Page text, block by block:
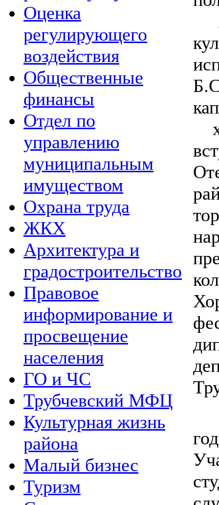
Оценка
регулирующего
воздействия
Общественные
финансы
Отдел по
управлению
муниципальным
имуществом
Охрана труда
ЖКХ
Архитектура и
градостроительство
Правовое
информирование и
просвещение
населения
ГО и ЧС
Трубчевский МФЦ
Культурная жизнь
района
Малый бизнес
Туризм